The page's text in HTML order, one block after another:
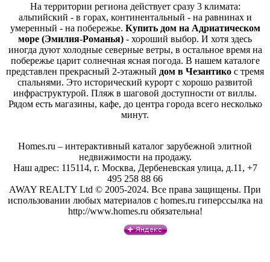
На территории региона действует сразу 3 климата:
альпийский - в горах, континентальный - на равнинах и
умеренный - на побережье. Купить дом на Адриатическом
море (Эмилия-Романья) - хороший выбор. И хотя здесь
иногда дуют холодные северные ветры, в остальное время на
побережье царит солнечная ясная погода. В нашем каталоге
представлен прекрасный 2-этажный дом в Чезантико с тремя
спальнями. Это исторический курорт с хорошо развитой
инфраструктурой. Пляж в шаговой доступности от виллы.
Рядом есть магазины, кафе, до центра города всего несколько
минут.
Homes.ru – интерактивный каталог зарубежной элитной
недвижимости на продажу.
Наш адрес: 115114, г. Москва, Дербеневская улица, д.11, +7
495 258 88 66
AWAY REALTY Ltd © 2005-2024. Все права защищены. При
использовании любых материалов с homes.ru гиперссылка на
http://www.homes.ru обязательна!